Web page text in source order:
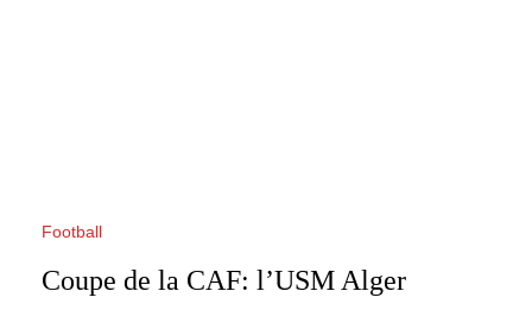
Football
Coupe de la CAF: l’USM Alger